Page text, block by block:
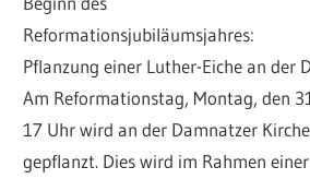
Pflanzung einer Luther-Eiche an der
Am Reformationstag, Montag, den
17 Uhr wird an der Damnatzer
gepflanzt. Dies wird im Rahmen